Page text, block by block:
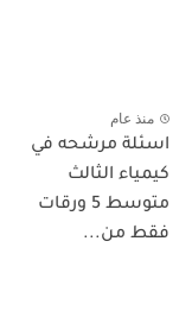
منذ عام
اسئلة مرشحه في
كيمياء الثالث
متوسط 5 ورقات
فقط من...